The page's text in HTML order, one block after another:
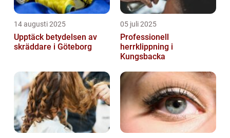
14 augusti 2025
Upptäck betydelsen av
skräddare i Göteborg
05 juli 2025
Professionell
herrklippning i
Kungsbacka